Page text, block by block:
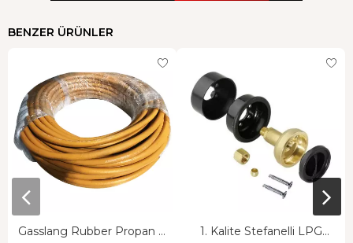
BENZER ÜRÜNLER
Gasslang Rubber Propan 8
1. Kalite Stefanelli LPG